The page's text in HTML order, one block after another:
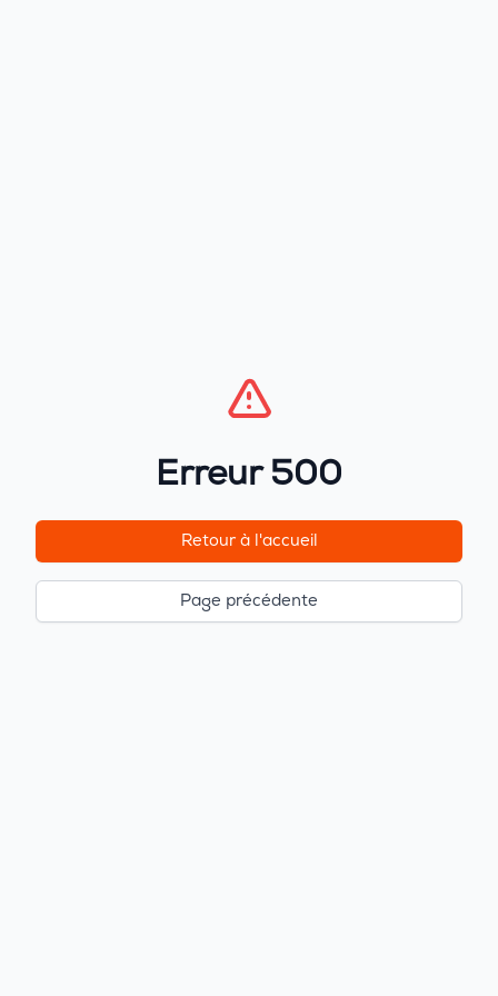
Erreur 500
Retour à l'accueil
Page précédente